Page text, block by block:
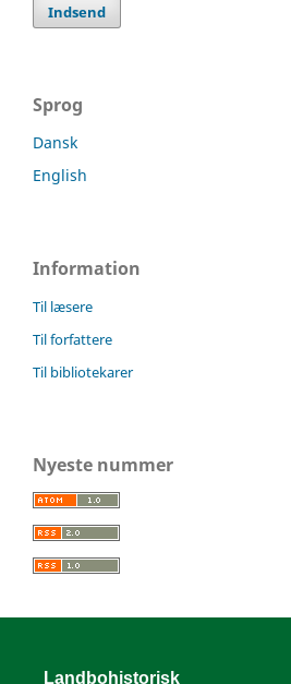
Indsend
Sprog
Dansk
English
Information
Til læsere
Til forfattere
Til bibliotekarer
Nyeste nummer
Landbohistorisk